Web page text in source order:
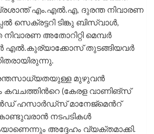
എം.എൽ.എ, ദുരന്ത നിവാരണ
സെക്രട്ടറി ടിങ്കു ബിസ്വാൾ,
അതോറിറ്റി മെമ്പർ
എൽ.കുര്യാക്കോസ് തുടങ്ങിയവർ
മുഴുവൻ
കവചത്തിന്‍റെ (കേരള വാണിങ്‌സ്
ഹസാർഡ്‌സ് മാനേജ്‌മെന്‍റ്
കൊണ്ടുവരാൻ നടപടികൾ
അദ്ദേഹം വ്യക്തമാക്കി.